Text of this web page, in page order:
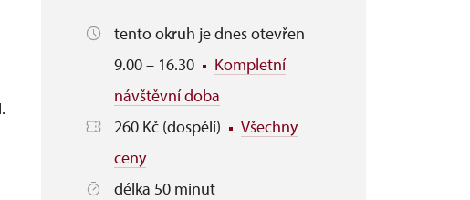
tento okruh je dnes otevřen
9.00 – 16.30
Kompletní
návštěvní doba
260 Kč (dospělí)
Všechny
ceny
délka 50 minut